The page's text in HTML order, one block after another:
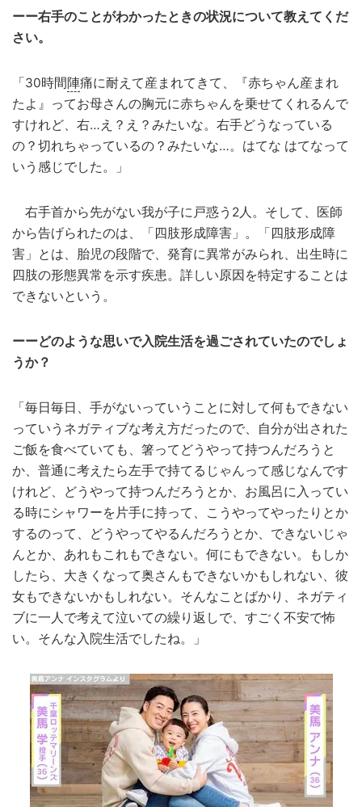
ーー右手のことがわかったときの状況について教えてくだ
さい。
「30時間陣痛に耐えて産まれてきて、『赤ちゃん産まれ
たよ』ってお母さんの胸元に赤ちゃんを乗せてくれるんで
すけれど、右…え？え？みたいな。右手どうなっている
の？切れちゃっているの？みたいな…。はてな はてなって
いう感じでした。」
右手首から先がない我が子に戸惑う2人。そして、医師
から告げられたのは、「四肢形成障害」。「四肢形成障
害」とは、胎児の段階で、発育に異常がみられ、出生時に
四肢の形態異常を示す疾患。詳しい原因を特定することは
できないという。
ーーどのような思いで入院生活を過ごされていたのでしょ
うか？
「毎日毎日、手がないっていうことに対して何もできない
っていうネガティブな考え方だったので、自分が出された
ご飯を食べていても、箸ってどうやって持つんだろうと
か、普通に考えたら左手で持てるじゃんって感じなんです
けれど、どうやって持つんだろうとか、お風呂に入ってい
る時にシャワーを片手に持って、こうやってやったりとか
するのって、どうやってやるんだろうとか、できないじゃ
んとか、あれもこれもできない。何にもできない。もしか
したら、大きくなって奥さんもできないかもしれない、彼
女もできないかもしれない。そんなことばかり、ネガティ
ブに一人で考えて泣いての繰り返しで、すごく不安で怖
い。そんな入院生活でしたね。」